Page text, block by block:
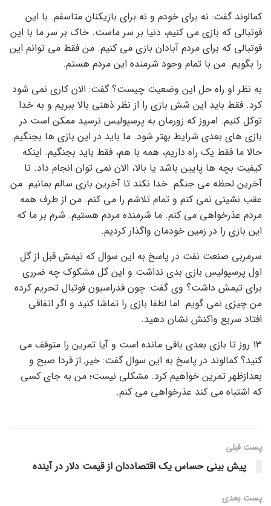
کمالوند گفت: نه برای خودم و نه برای بازیکنان متاسفم. با این
فوتبالی که بازی می کنیم، دنیا بر سر ماست. خاک بر سر ما با این
فوتبالی که برای مردم آبادان بازی می کنیم. من فقط می توانم این
را بگویم. من با تمام وجود شرمنده این مردم هستم.
به نظر او راه حل این وضعیت چیست؟ گفت: الان کاری نمی شود
کرد. فقط باید این شش بازی را از نظر ذهنی بالا ببریم و به خدا
توکل کنیم. امروز که زورمان به پرسپولیس نرسید ممکن است در
بازی های بعدی شرایط بهتر شود. ما باید در این بازی ها بجنگیم.
حالا ما فقط یک راه داریم، همه با هم، فقط باید بجنگیم. اینکه
کیفیت بچه ها پایین باشد یا بالا، الان نمی توان انجام داد. تا
آخرین لحظه می جنگم. خدا نکند تا آخرین بازی سالم بمانیم. من
عقب نشینی نمی کنم و تمام تلاشم را می کنم. من از طرف همه
مردم عذرخواهی می کنم. ما شرمنده مردم هستیم. شرم بر ما که
این بازی را در زمین خودمان واگذار کردیم.
سرمربی صنعت نفت در پاسخ به این سوال که تیمش قبل از گل
اول پرسپولیس بازی بدی نداشت و این گل مشکوک چه ضرری
برای تیمش داشت؟ وی گفت: چون فدراسیون فوتبال تحریم کرده
من چیزی نمی گویم. اما لطفا بازی را تماشا کنید و اگر اتفاقی
افتاد سریع واکنش نشان دهید.
۱۳ روز تا بازی بعدی باقی مانده است و آیا تمرین را متوقف می
کنید؟ کمالوند در پاسخ به این سوال گفت: خیر; از فردا صبح و
بعدازظهر تمرین خواهیم کرد. مشکلی نیست؛ من به جای کسی
که اشتباه می کند عذرخواهی می کنم.
پست قبلی
پیش بینی حساس یک اقتصاددان از قیمت دلار در آینده
پست‌ بعدی